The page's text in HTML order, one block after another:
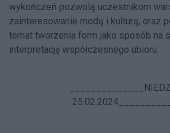
wykończeń pozwolą uczestnikom
zainteresowanie modą i kulturą, oraz
temat tworzenia form jako sposób na
interpretację współczesnego ubioru.